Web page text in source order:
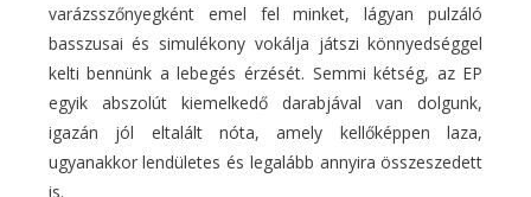
varázsszőnyegként emel fel minket, lágyan pulzáló
basszusai és simulékony vokálja játszi könnyedséggel
kelti bennünk a lebegés érzését. Semmi kétség, az EP
egyik abszolút kiemelkedő darabjával van dolgunk,
igazán jól eltalált nóta, amely kellőképpen laza,
ugyanakkor lendületes és legalább annyira összeszedett
is.